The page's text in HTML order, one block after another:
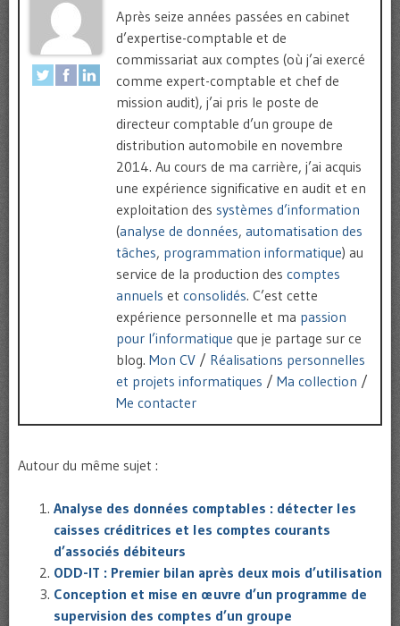
Après seize années passées en cabinet
d’expertise-comptable et de
commissariat aux comptes (où j’ai exercé
comme expert-comptable et chef de
mission audit), j’ai pris le poste de
directeur comptable d’un groupe de
distribution automobile en novembre
2014. Au cours de ma carrière, j’ai acquis
une expérience significative en audit et en
exploitation des systèmes d’information
(analyse de données, automatisation des
tâches, programmation informatique) au
service de la production des comptes
annuels et consolidés. C’est cette
expérience personnelle et ma passion
pour l’informatique que je partage sur ce
blog. Mon CV / Réalisations personnelles
et projets informatiques / Ma collection /
Me contacter
Autour du même sujet :
Analyse des données comptables : détecter les
caisses créditrices et les comptes courants
d’associés débiteurs
ODD-IT : Premier bilan après deux mois d’utilisation
Conception et mise en œuvre d’un programme de
supervision des comptes d’un groupe